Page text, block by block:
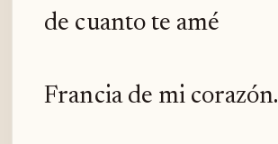
de cuanto te amé
Francia de mi corazón.